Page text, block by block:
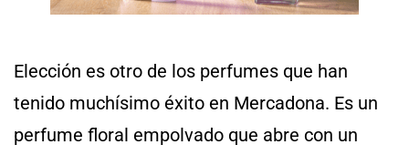
Elección es otro de los perfumes que han
tenido muchísimo éxito en Mercadona. Es un
perfume floral empolvado que abre con un